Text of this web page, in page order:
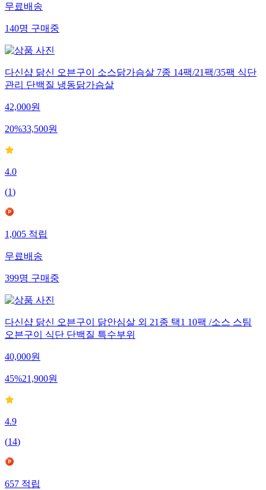
무료배송
140명 구매중
다신샵 닭신 오븐구이 소스닭가슴살 7종 14팩/21팩/35팩 식단
관리 단백질 냉동닭가슴살
42,000원
20%33,500원
4.0
(1)
1,005 적립
무료배송
399명 구매중
다신샵 닭신 오븐구이 닭안심살 외 21종 택1 10팩 /소스 스팀
오븐구이 식단 단백질 특수부위
40,000원
45%21,900원
4.9
(14)
657 적립